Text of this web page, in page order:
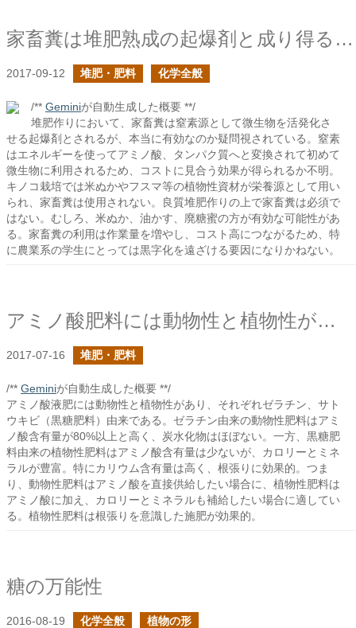
家畜糞は堆肥熟成の起爆剤と成り得るか？
2017-09-12 堆肥・肥料 化学全般
/** Geminiが自動生成した概要 **/
堆肥作りにおいて、家畜糞は窒素源として微生物を活発化さ
せる起爆剤とされるが、本当に有効なのか疑問視されている。窒素
はエネルギーを使ってアミノ酸、タンパク質へと変換されて初めて
微生物に利用されるため、コストに見合う効果が得られるか不明。
キノコ栽培では米ぬかやフスマ等の植物性資材が栄養源として用い
られ、家畜糞は使用されない。良質堆肥作りの上で家畜糞は必須で
はない。むしろ、米ぬか、油かす、廃糖蜜の方が有効な可能性があ
る。家畜糞の利用は作業量を増やし、コスト高につながるため、特
に農業系の学生にとっては黒字化を遠ざける要因になりかねない。
アミノ酸肥料には動物性と植物性があるけれど
2017-07-16 堆肥・肥料
/** Geminiが自動生成した概要 **/
アミノ酸液肥には動物性と植物性があり、それぞれゼラチン、サト
ウキビ（黒糖肥料）由来である。ゼラチン由来の動物性肥料はアミ
ノ酸含有量が80%以上と高く、炭水化物はほぼない。一方、黒糖肥
料由来の植物性肥料はアミノ酸含有量は少ないが、カロリーとミネ
ラルが豊富。特にカリウム含有量は高く、根張りに効果的。つま
り、動物性肥料はアミノ酸を直接供給したい場合に、植物性肥料は
アミノ酸に加え、カロリーとミネラルも補給したい場合に適してい
る。植物性肥料は根張りを意識した施肥が効果的。
糖の万能性
2016-08-19 化学全般 植物の形